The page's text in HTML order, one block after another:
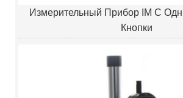
Измерительный Прибор IM С
Кнопки